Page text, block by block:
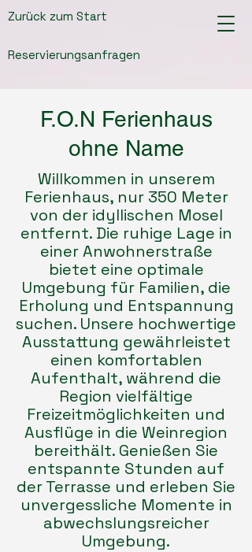
Reservierungsanfragen
Zurück zum Start
F.O.N Ferienhaus
ohne Name
Willkommen in unserem
Ferienhaus, nur 350 Meter
von der idyllischen Mosel
entfernt. Die ruhige Lage in
einer Anwohnerstraße
bietet eine optimale
Umgebung für Familien, die
Erholung und Entspannung
suchen. Unsere hochwertige
Ausstattung gewährleistet
einen komfortablen
Aufenthalt, während die
Region vielfältige
Freizeitmöglichkeiten und
Ausflüge in die Weinregion
bereithält. Genießen Sie
entspannte Stunden auf
der Terrasse und erleben Sie
unvergessliche Momente in
abwechslungsreicher
Umgebung.